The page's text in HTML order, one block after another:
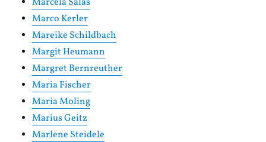
Marco Kerler
Mareike Schildbach
Margit Heumann
Margret Bernreuther
Maria Fischer
Maria Moling
Marius Geitz
Marlene Steidele